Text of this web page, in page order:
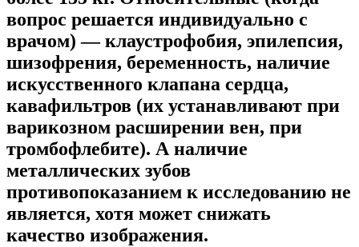
вопрос решается индивидуально с
врачом) — клаустрофобия, эпилепсия,
шизофрения, беременность, наличие
искусственного клапана сердца,
кавафильтров (их устанавливают при
варикозном расширении вен, при
тромбофлебите). А наличие
металлических зубов
противопоказанием к исследованию не
является, хотя может снижать
качество изображения.